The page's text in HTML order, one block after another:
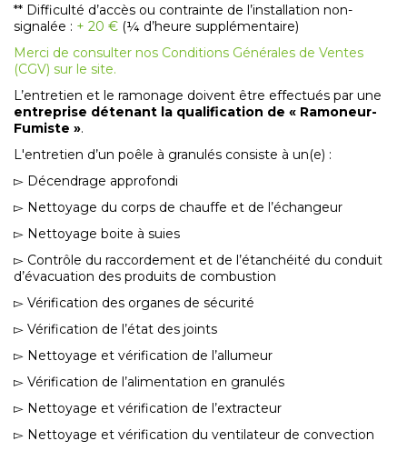
** Difficulté d’accès ou contrainte de l’installation non-
signalée : + 20 € (¼ d’heure supplémentaire)
Merci de consulter nos Conditions Générales de Ventes
(CGV) sur le site.
L’entretien et le ramonage doivent être effectués par une
entreprise détenant la qualification de « Ramoneur-
Fumiste ».
L'entretien d’un poêle à granulés consiste à un(e) :
▻ Décendrage approfondi
▻ Nettoyage du corps de chauffe et de l’échangeur
▻ Nettoyage boite à suies
▻ Contrôle du raccordement et de l’étanchéité du conduit
d’évacuation des produits de combustion
▻ Vérification des organes de sécurité
▻ Vérification de l’état des joints
▻ Nettoyage et vérification de l’allumeur
▻ Vérification de l’alimentation en granulés
▻ Nettoyage et vérification de l’extracteur
▻ Nettoyage et vérification du ventilateur de convection